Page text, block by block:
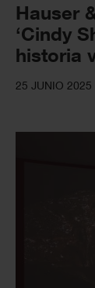
Hauser
‘Cindy
historia
25 JUNIO 2025